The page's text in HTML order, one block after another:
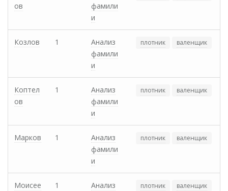
ов
фамили
и
Козлов 1
Анализ
фамили
и
плотник валенщик
Коптел
ов
1
Анализ
фамили
и
плотник валенщик
Марков 1
Анализ
фамили
и
плотник валенщик
Моисее
1
Анализ
плотник валенщик